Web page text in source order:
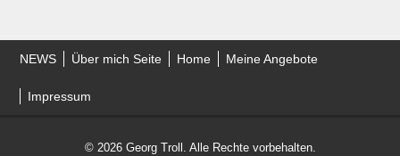
NEWS Über mich Seite Home Meine Angebote
Impressum
© 2026 Georg Troll. Alle Rechte vorbehalten.